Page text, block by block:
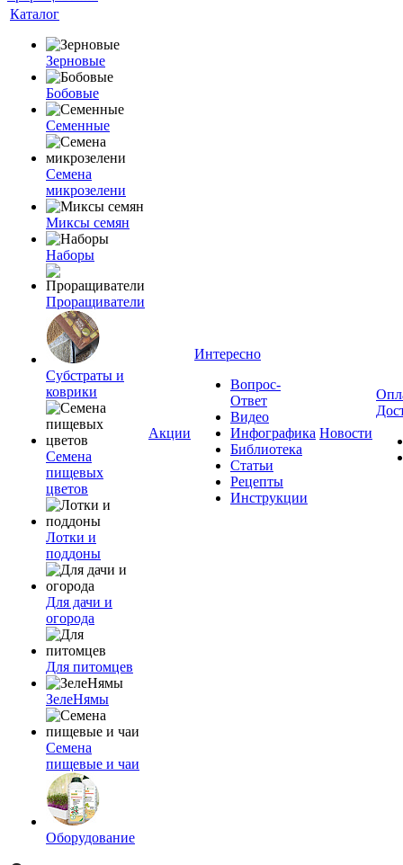
Каталог
Зерновые
Бобовые
Семенные
Семена
микрозелени
Миксы семян
Наборы
Проращиватели
Субстраты и
коврики
Семена
пищевых
цветов
Лотки и
поддоны
Для дачи и
огорода
Для питомцев
ЗелеНямы
Семена
пищевые и чаи
Оборудование
Акции
Интересно
Вопрос-
Ответ
Видео
Инфографика
Библиотека
Статьи
Рецепты
Инструкции
Новости